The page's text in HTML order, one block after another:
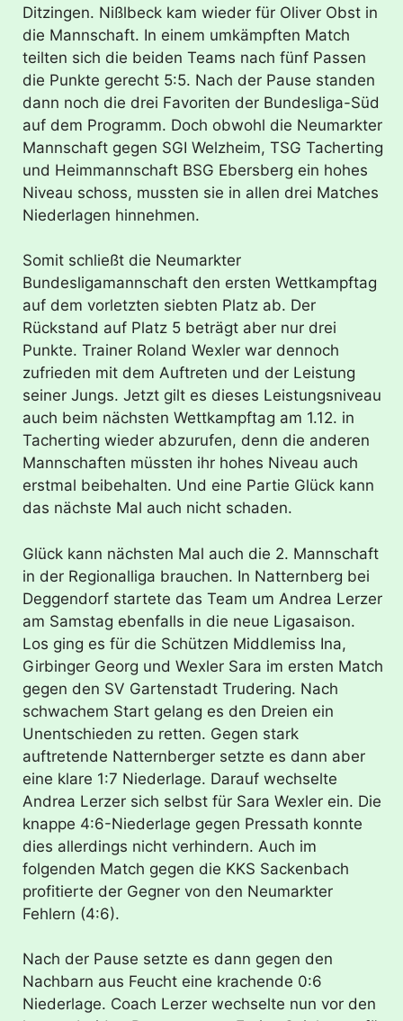
Ditzingen. Nißlbeck kam wieder für Oliver Obst in
die Mannschaft. In einem umkämpften Match
teilten sich die beiden Teams nach fünf Passen
die Punkte gerecht 5:5. Nach der Pause standen
dann noch die drei Favoriten der Bundesliga-Süd
auf dem Programm. Doch obwohl die Neumarkter
Mannschaft gegen SGI Welzheim, TSG Tacherting
und Heimmannschaft BSG Ebersberg ein hohes
Niveau schoss, mussten sie in allen drei Matches
Niederlagen hinnehmen.
Somit schließt die Neumarkter
Bundesligamannschaft den ersten Wettkampftag
auf dem vorletzten siebten Platz ab. Der
Rückstand auf Platz 5 beträgt aber nur drei
Punkte. Trainer Roland Wexler war dennoch
zufrieden mit dem Auftreten und der Leistung
seiner Jungs. Jetzt gilt es dieses Leistungsniveau
auch beim nächsten Wettkampftag am 1.12. in
Tacherting wieder abzurufen, denn die anderen
Mannschaften müssten ihr hohes Niveau auch
erstmal beibehalten. Und eine Partie Glück kann
das nächste Mal auch nicht schaden.
Glück kann nächsten Mal auch die 2. Mannschaft
in der Regionalliga brauchen. In Natternberg bei
Deggendorf startete das Team um Andrea Lerzer
am Samstag ebenfalls in die neue Ligasaison.
Los ging es für die Schützen Middlemiss Ina,
Girbinger Georg und Wexler Sara im ersten Match
gegen den SV Gartenstadt Trudering. Nach
schwachem Start gelang es den Dreien ein
Unentschieden zu retten. Gegen stark
auftretende Natternberger setzte es dann aber
eine klare 1:7 Niederlage. Darauf wechselte
Andrea Lerzer sich selbst für Sara Wexler ein. Die
knappe 4:6-Niederlage gegen Pressath konnte
dies allerdings nicht verhindern. Auch im
folgenden Match gegen die KKS Sackenbach
profitierte der Gegner von den Neumarkter
Fehlern (4:6).
Nach der Pause setzte es dann gegen den
Nachbarn aus Feucht eine krachende 0:6
Niederlage. Coach Lerzer wechselte nun vor den